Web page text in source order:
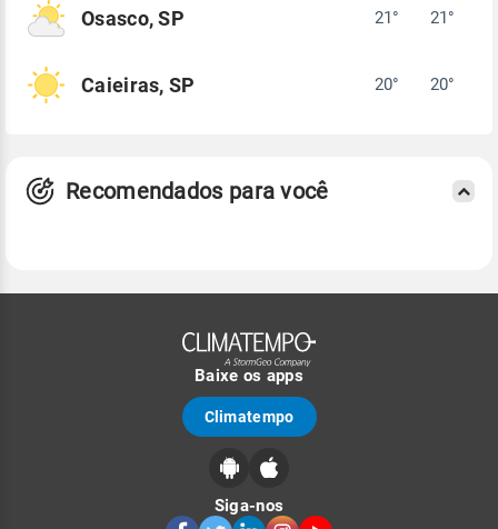
Osasco, SP 21° 21°
Caieiras, SP 20° 20°
Recomendados para você
Baixe os apps
Climatempo
Siga-nos